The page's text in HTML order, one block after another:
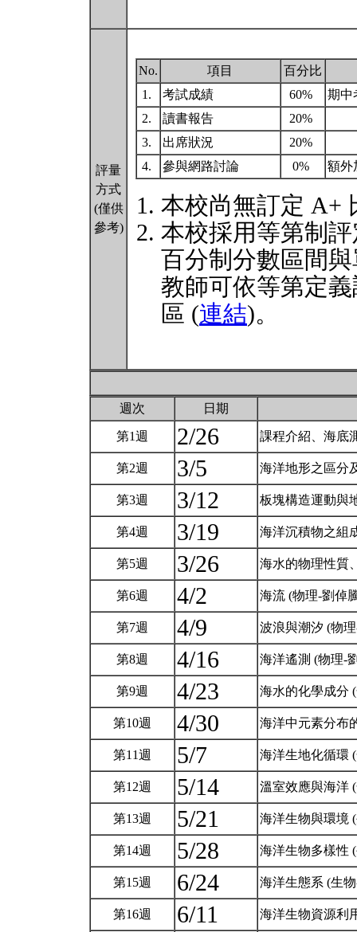
評量
方式
(僅供
參考)
No. 項目
百分比
1.
考試成績 60%
期中
2.
讀書報告
20%
3.
出席狀況
20%
4.
參與網路討論 0% 額外
本校尚無訂定 A+
本校採用等第制
百分制分數區間
教師可依等第定
區 (連結)。
週次 日期
第1週 2/26 課程介紹、海底
第2週 3/5 海洋地形之區分
第3週 3/12 板塊構造運動與
第4週 3/19 海洋沉積物之組
第5週 3/26 海水的物理性質
第6週 4/2 海流 (物理-劉倬
第7週 4/9 波浪與潮汐 (物
第8週 4/16 海洋遙測 (物理-
第9週 4/23 海水的化學成分
第10週 4/30 海洋中元素分布
第11週 5/7 海洋生地化循環
第12週 5/14 溫室效應與海洋
第13週 5/21 海洋生物與環境
第14週 5/28 海洋生物多樣性
第15週 6/24 海洋生態系 (生
第16週 6/11 海洋生物資源利